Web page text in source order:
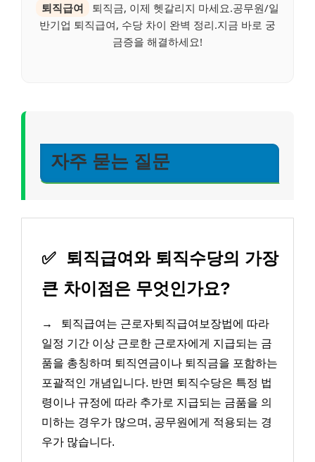
퇴직급여
퇴직금, 이제 헷갈리지 마세요.공무원/일
반기업 퇴직급여, 수당 차이 완벽 정리.지금 바로 궁
금증을 해결하세요!
자주 묻는 질문
✅
퇴직급여와 퇴직수당의 가장
큰 차이점은 무엇인가요?
→
퇴직급여는 근로자퇴직급여보장법에 따라
일정 기간 이상 근로한 근로자에게 지급되는 금
품을 총칭하며 퇴직연금이나 퇴직금을 포함하는
포괄적인 개념입니다. 반면 퇴직수당은 특정 법
령이나 규정에 따라 추가로 지급되는 금품을 의
미하는 경우가 많으며, 공무원에게 적용되는 경
우가 많습니다.